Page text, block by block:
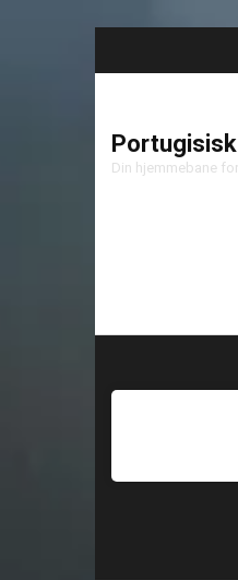
Portugisisk
Din hjemmebane